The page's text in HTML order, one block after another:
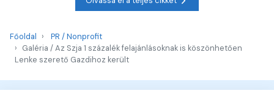
Főoldal
PR / Nonprofit
Galéria / Az Szja 1 százalék felajánlásoknak is köszönhetően
Lenke szerető Gazdihoz került